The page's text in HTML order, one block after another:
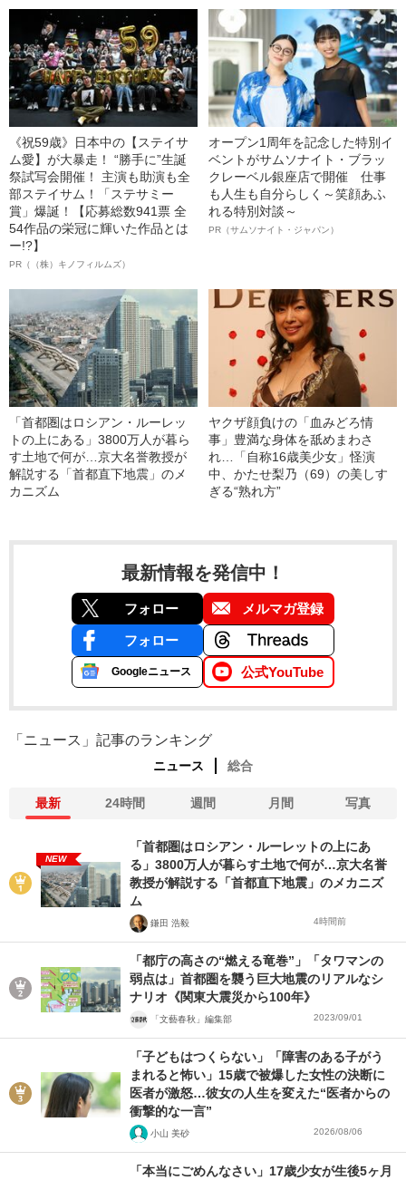
《祝59歳》日本中の【ステイサ
ム愛】が大暴走！ “勝手に”生誕
祭試写会開催！ 主演も助演も全
部ステイサム！「ステサミー
賞」爆誕！【応募総数941票 全
54作品の栄冠に輝いた作品とは
ー!?】
PR（（株）キノフィルムズ）
オープン1周年を記念した特別イ
ベントがサムソナイト・ブラッ
クレーベル銀座店で開催 仕事
も人生も自分らしく～笑顔あふ
れる特別対談～
PR（サムソナイト・ジャパン）
「首都圏はロシアン・ルーレッ
トの上にある」3800万人が暮ら
す土地で何が…京大名誉教授が
解説する「首都直下地震」のメ
カニズム
ヤクザ顔負けの「血みどろ情
事」豊満な身体を舐めまわさ
れ…「自称16歳美少女」怪演
中、かたせ梨乃（69）の美しす
ぎる“熟れ方”
最新情報を発信中！
フォロー メルマガ登録
フォロー
Googleニュース 公式YouTube
「ニュース」記事のランキング
ニュース 総合
最新 24時間 週間 月間 写真
NEW
「首都圏はロシアン・ルーレットの上にあ
る」3800万人が暮らす土地で何が…京大名誉
教授が解説する「首都直下地震」のメカニズ
ム
鎌田 浩毅 4時間前
「都庁の高さの“燃える竜巻”」「タワマンの
弱点は」首都圏を襲う巨大地震のリアルなシ
ナリオ《関東大震災から100年》
「文藝春秋」編集部 2023/09/01
「子どもはつくらない」「障害のある子がう
まれると怖い」15歳で被爆した女性の決断に
医者が激怒…彼女の人生を変えた“医者からの
衝撃的な一言”
小山 美砂 2026/08/06
「本当にごめんなさい」17歳少女が生後5ヶ月